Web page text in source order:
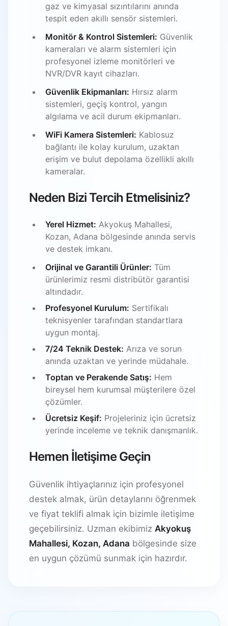
gaz ve kimyasal sızıntılarını anında
tespit eden akıllı sensör sistemleri.
Monitör & Kontrol Sistemleri: Güvenlik
kameraları ve alarm sistemleri için
profesyonel izleme monitörleri ve
NVR/DVR kayıt cihazları.
Güvenlik Ekipmanları: Hırsız alarm
sistemleri, geçiş kontrol, yangın
algılama ve acil durum ekipmanları.
WiFi Kamera Sistemleri: Kablosuz
bağlantı ile kolay kurulum, uzaktan
erişim ve bulut depolama özellikli akıllı
kameralar.
Neden Bizi Tercih Etmelisiniz?
Yerel Hizmet: Akyokuş Mahallesi,
Kozan, Adana bölgesinde anında servis
ve destek imkanı.
Orijinal ve Garantili Ürünler: Tüm
ürünlerimiz resmi distribütör garantisi
altındadır.
Profesyonel Kurulum: Sertifikalı
teknisyenler tarafından standartlara
uygun montaj.
7/24 Teknik Destek: Arıza ve sorun
anında uzaktan ve yerinde müdahale.
Toptan ve Perakende Satış: Hem
bireysel hem kurumsal müşterilere özel
çözümler.
Ücretsiz Keşif: Projeleriniz için ücretsiz
yerinde inceleme ve teknik danışmanlık.
Hemen İletişime Geçin
Güvenlik ihtiyaçlarınız için profesyonel
destek almak, ürün detaylarını öğrenmek
ve fiyat teklifi almak için bizimle iletişime
geçebilirsiniz. Uzman ekibimiz Akyokuş
Mahallesi, Kozan, Adana bölgesinde size
en uygun çözümü sunmak için hazırdır.